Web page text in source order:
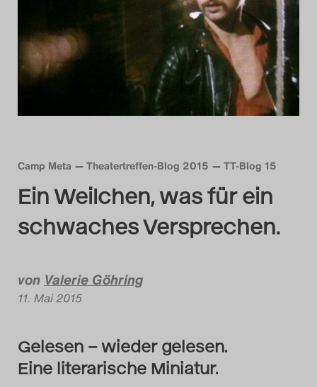
Das Theatertreffen-Blog
2014
Das Theatertreffen-Blog
2015
Das Theatertreffen-Blog
2016
Das Theatertreffen-Blog
Das Theatertreffen-Blog
Das Theatertreffen-Blog
2018 Alumni
Camp Meta Theatertreffen-Blog 2015 TT-Blog 15
Ein Weilchen, was für ein
schwaches Versprechen.
von Valerie Göhring
11. Mai 2015
Gelesen – wieder gelesen.
Eine literarische Miniatur.